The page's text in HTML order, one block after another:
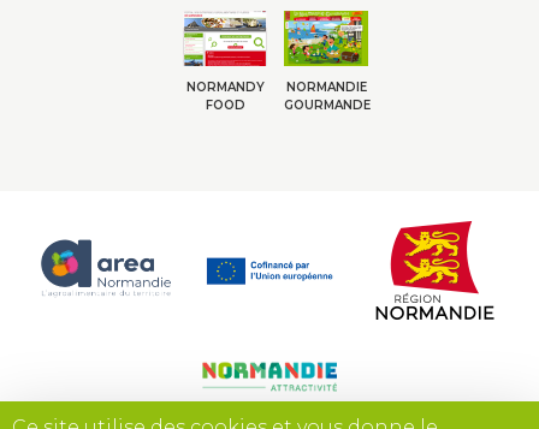
NORMANDY
FOOD
NORMANDIE
GOURMANDE